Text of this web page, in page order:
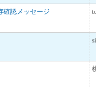
確認メッセージ